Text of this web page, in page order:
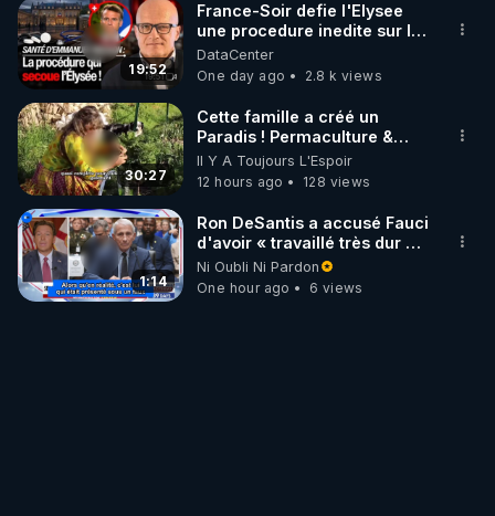
19:52
France-Soir defie l'Elysee
une procedure inedite sur la
sante du president - Nexus
DataCenter
One day ago
2.8 k views
30:27
Cette famille a créé un
Paradis ! Permaculture &
Autonomie
Il Y A Toujours L'Espoir
12 hours ago
128 views
1:14
Ron DeSantis a accusé Fauci
d'avoir « travaillé très dur »
pour de longues fermetures
d'écoles
Ni Oubli Ni Pardon
One hour ago
6 views